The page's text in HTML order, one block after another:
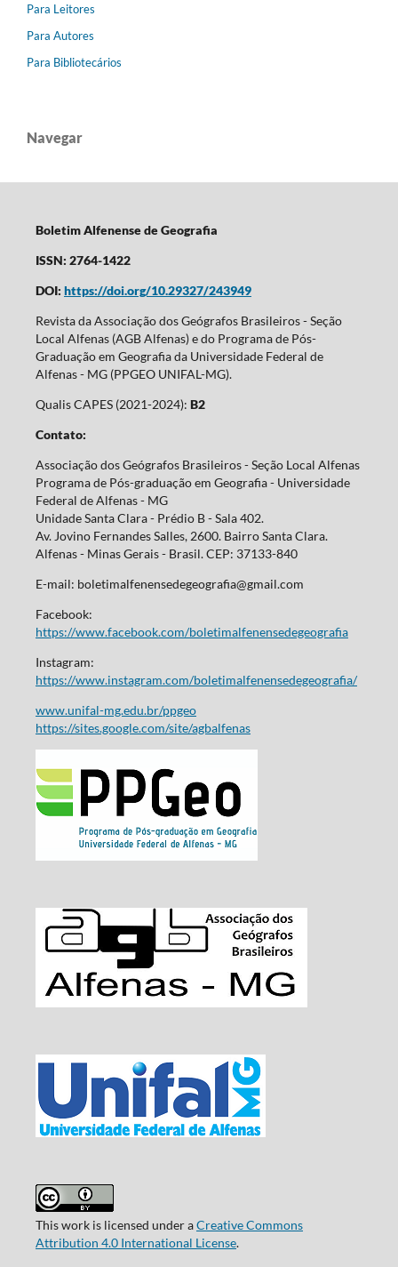
Para Leitores
Para Autores
Para Bibliotecários
Navegar
Boletim Alfenense de Geografia
ISSN: 2764-1422
DOI: https://doi.org/10.29327/243949
Revista da Associação dos Geógrafos Brasileiros - Seção
Local Alfenas (AGB Alfenas) e do Programa de Pós-
Graduação em Geografia da Universidade Federal de
Alfenas - MG (PPGEO UNIFAL-MG).
Qualis CAPES (2021-2024): B2
Contato:
Associação dos Geógrafos Brasileiros - Seção Local Alfenas
Programa de Pós-graduação em Geografia - Universidade
Federal de Alfenas - MG
Unidade Santa Clara - Prédio B - Sala 402.
Av. Jovino Fernandes Salles, 2600. Bairro Santa Clara.
Alfenas - Minas Gerais - Brasil. CEP: 37133-840
E-mail: boletimalfenensedegeografia@gmail.com
Facebook:
https://www.facebook.com/boletimalfenensedegeografia
Instagram:
https://www.instagram.com/boletimalfenensedegeografia/
www.unifal-mg.edu.br/ppgeo
https://sites.google.com/site/agbalfenas
This work is licensed under aCreative Commons
Attribution 4.0 International License.